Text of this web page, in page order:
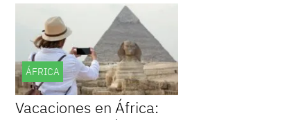
ÁFRICA
Vacaciones en África: